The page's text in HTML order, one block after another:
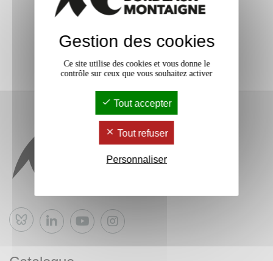
Bluesky
Gestion des cookies
Ce site utilise des cookies et vous donne le
contrôle sur ceux que vous souhaitez activer
Tout accepter
Tout refuser
Personnaliser